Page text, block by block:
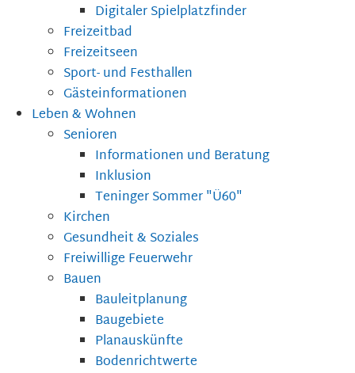
Digitaler Spielplatzfinder
Freizeitbad
Freizeitseen
Sport- und Festhallen
Gästeinformationen
Leben & Wohnen
Senioren
Informationen und Beratung
Inklusion
Teninger Sommer "Ü60"
Kirchen
Gesundheit & Soziales
Freiwillige Feuerwehr
Bauen
Bauleitplanung
Baugebiete
Planauskünfte
Bodenrichtwerte